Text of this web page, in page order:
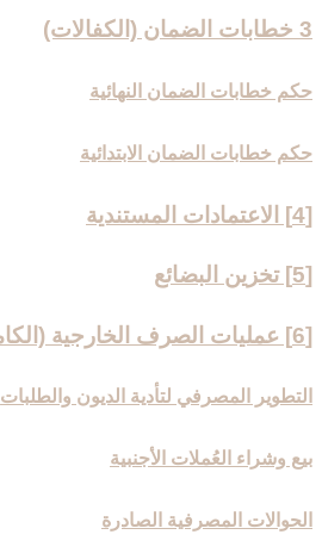
3 خطابات الضمان (الكفالات)
حكم خطابات الضمان النهائية
حكم خطابات الضمان الابتدائية
[4] الاعتمادات المستندية
[5] تخزين البضائع‏
[6] عمليات الصرف الخارجية (الكامبيو)
التطوير المصرفي لتأدية الديون والطلبات
بيع وشراء العُملات الأجنبية
الحوالات المصرفية الصادرة